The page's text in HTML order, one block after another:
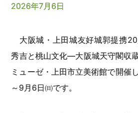
2026年7月6日
大阪城・上田城友好城郭提携
秀吉と桃山文化―大阪城天守閣収
ミューゼ・上田市立美術館で開催
～9月6日㈰です。